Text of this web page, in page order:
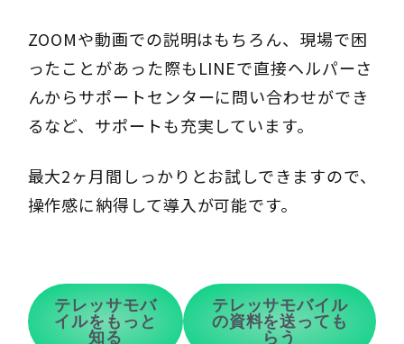
ZOOMや動画での説明はもちろん、現場で困
ったことがあった際もLINEで直接ヘルパーさ
んからサポートセンターに問い合わせができ
るなど、サポートも充実しています。
最大2ヶ月間しっかりとお試しできますので、
操作感に納得して導入が可能です。
テレッサモバ
イルをもっと
知る
テレッサモバイル
の資料を送っても
らう